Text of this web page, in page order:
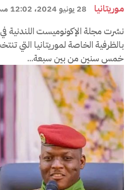
موريتانيا 28 يونيو 2024، 12:02 مساءً
نشرت مجلة الإكونوميست
بالظرفية الخاصة لموريتانيا التي
خمس سنين من بين سبعة...